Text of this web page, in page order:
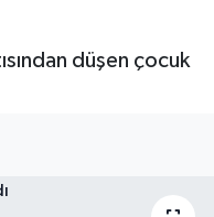
düşen çocuk